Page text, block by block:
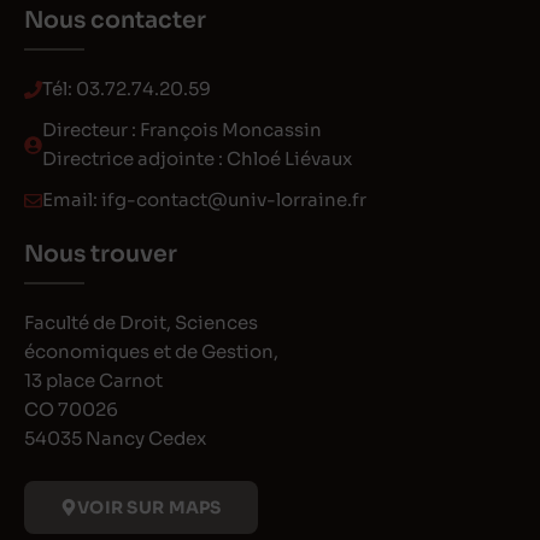
Nous contacter
Tél: 03.72.74.20.59
Directeur : François Moncassin
Directrice adjointe : Chloé Liévaux
Email: ifg-contact@univ-lorraine.fr
Nous trouver
Faculté de Droit, Sciences
économiques et de Gestion,
13 place Carnot
CO 70026
54035 Nancy Cedex
VOIR SUR MAPS